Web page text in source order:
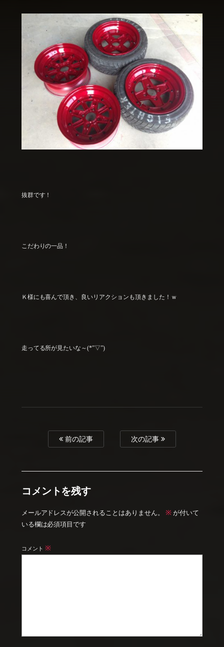
抜群です！
こだわりの一品！
Ｋ様にも喜んで頂き、良いリアクションも頂きました！ｗ
走ってる所が見たいな～(*”▽”)
前の記事 次の記事
コメントを残す
メールアドレスが公開されることはありません。 ※ が付いて
いる欄は必須項目です
コメント ※